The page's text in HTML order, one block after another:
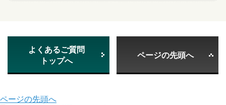
よくあるご質問
トップへ
ページの先頭へ
ページの先頭へ